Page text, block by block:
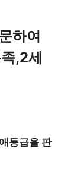
하여
,2세
등급을 판